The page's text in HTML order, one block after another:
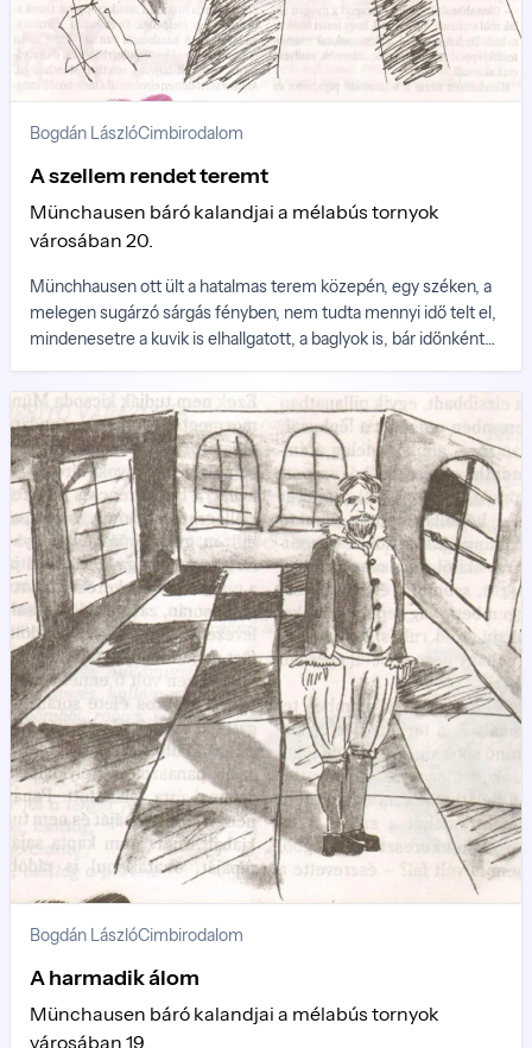
Bogdán LászlóCimbirodalom
A szellem rendet teremt
Münchausen báró kalandjai a mélabús tornyok
városában 20.
Münchhausen ott ült a hatalmas terem közepén, egy széken, a
melegen sugárzó sárgás fényben, nem tudta mennyi idő telt el,
mindenesetre a kuvik is elhallgatott, a baglyok is, bár időnként
árnyékai vetődtek rá. Nem félt. Túlságosan sok minden történt
már vele hosszú életében, csak azt bánta, hogy nincs nála a
pipája, menekülései, vándorlásai során veszíthette el valahol a
sötét folyosókon és katakombákban.
Bogdán LászlóCimbirodalom
A harmadik álom
Münchausen báró kalandjai a mélabús tornyok
városában 19.